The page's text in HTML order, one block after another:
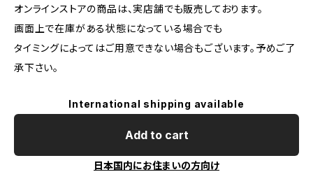
オンラインストアの商品は、実店舗でも販売しております。
画面上で在庫がある状態になっている場合でも
タイミングによってはご用意できない場合もございます。予めご了
承下さい。
International shipping available
Add to cart
日本国内にお住まいの方向け